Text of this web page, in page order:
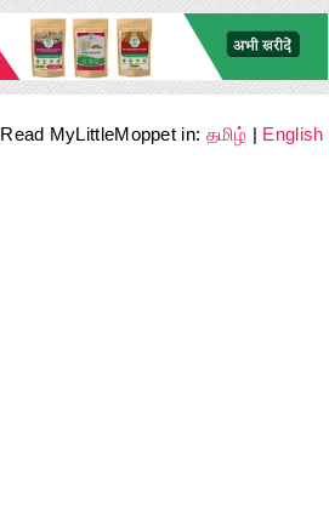
Read MyLittleMoppet in: தமிழ் | English